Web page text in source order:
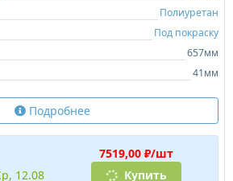
Под покраску
605мм
160мм
31мм
Подробнее
6414,00 ₽/шт
ср, 12.08
Купить